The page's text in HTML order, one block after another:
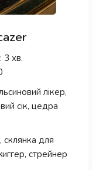
3 хв.
лікер,
сік, цедра
склянка для
стрейнер